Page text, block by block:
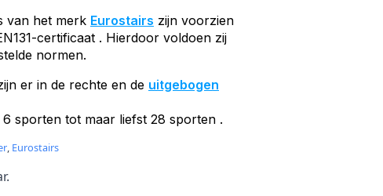
van het merk Eurostairs zijn voorzien
certificaat . Hierdoor voldoen zij
normen.
er in de rechte en de uitgebogen
sporten tot maar liefst 28 sporten .
, Eurostairs